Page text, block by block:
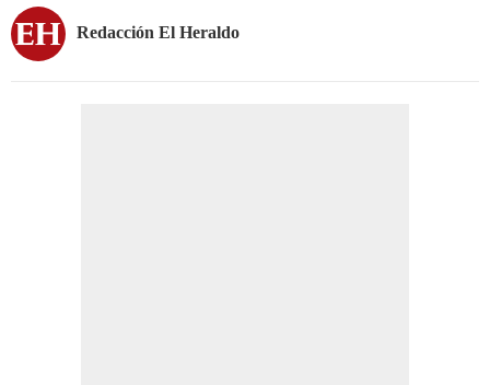
Redacción El Heraldo